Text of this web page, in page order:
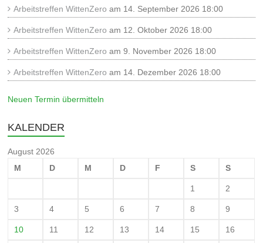
Arbeitstreffen WittenZero am 14. September 2026 18:00
Arbeitstreffen WittenZero am 12. Oktober 2026 18:00
Arbeitstreffen WittenZero am 9. November 2026 18:00
Arbeitstreffen WittenZero am 14. Dezember 2026 18:00
Neuen Termin übermitteln
KALENDER
August 2026
M
D M D F S S
1 2
3 4 5 6 7 8 9
10 11 12 13 14 15 16